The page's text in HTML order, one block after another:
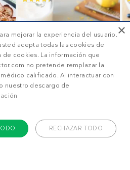
×
mejorar la experiencia del usuario.
acepta todas las cookies de
cookies. La información que
no pretende remplazar la
calificado. Al interactuar con
nuestro descargo de
RECHAZAR TODO